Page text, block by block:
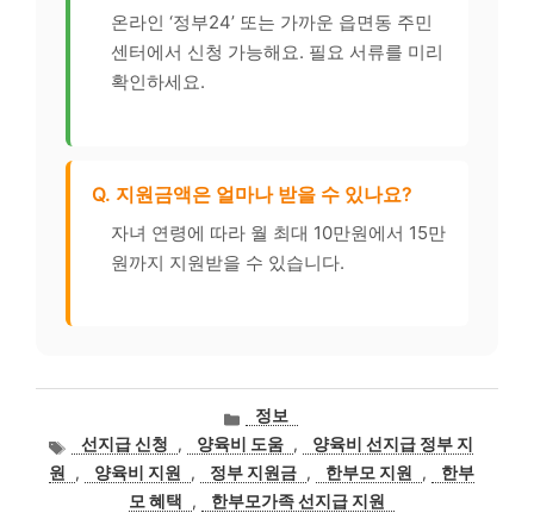
온라인 ‘정부24’ 또는 가까운 읍면동 주민
센터에서 신청 가능해요. 필요 서류를 미리
확인하세요.
Q. 지원금액은 얼마나 받을 수 있나요?
자녀 연령에 따라 월 최대 10만원에서 15만
원까지 지원받을 수 있습니다.
카
테
고
리
정보
태선지급 신청 , 양육비 도움 ,
양육비 선지급 정부 지
원
, 양육비 지원 , 정부 지원금 , 한부모 지원 ,
한부
모 혜택
,
한부모가족 선지급 지원